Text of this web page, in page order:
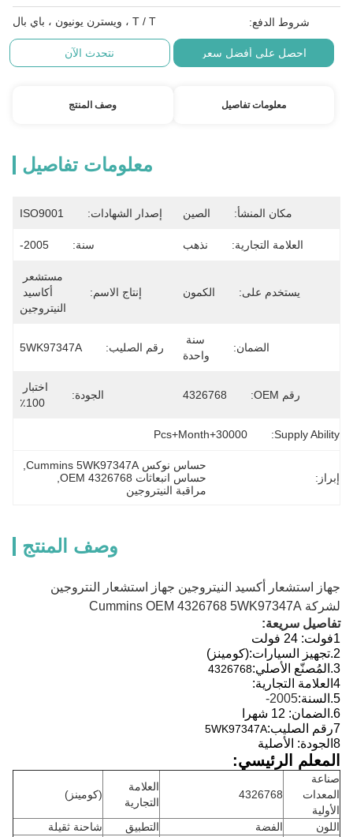
شروط الدفع: T / T ، ويسترن يونيون ، باي بال
احصل على أفضل سعر نتحدث الآن
معلومات تفاصيل وصف المنتج
معلومات تفاصيل
مكان المنشأ: الصين إصدار الشهادات: ISO9001
العلامة التجارية: نذهب سنة: 2005-
يستخدم على: الكمون إنتاج الاسم:
النيتروجين
الضمان:
واحدة
رقم الصليب: 5WK97347A
رقم OEM: 4326768 الجودة:
100٪
Supply Ability:
30000+Pcs+Month
إبراز:
حساس نوكس Cummins 5WK97347A
حساس انبعاثات OEM 4326768
مراقبة النيتروجين
وصف المنتج
جهاز استشعار أكسيد النيتروجين جهاز استشعار النتروجين
لشركة Cummins OEM 4326768 5WK97347A
تفاصيل سريعة:
1فولت: 24 فولت
2. تجهيز السيارات:(كومينز)
3. المُصنّع الأصلي:4326768
4العلامة التجارية:
5. السنة:2005-
6. الضمان: 12 شهرا
7رقم الصليب:
5WK97347A
8الجودة: الأصلية
المعلم الرئيسي:
صناعة
المعدات
الأولية
4326768
العلامة
التجارية
(كومينز)
اللون الفضة التطبيق شاحنة ثقيلة